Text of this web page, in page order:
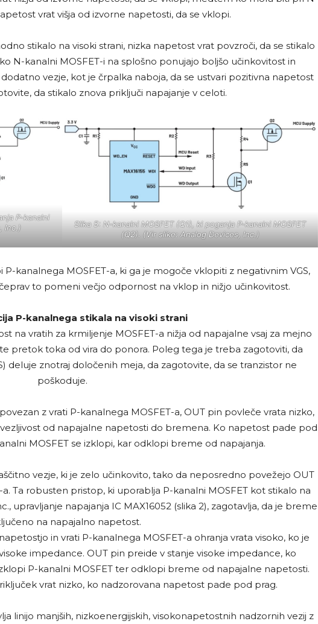
vrat višja od izvorne napetosti, da se vklopi.
stikalo na visoki strani, nizka napetost vrat povzroči, da se stikalo
N-kanalni MOSFET-i na splošno ponujajo boljšo učinkovitost in
vezje, kot je črpalka naboja, da se ustvari pozitivna napetost
da stikalo znova priključi napajanje v celoti.
P-kanalni
Inc.)
Slika 5: N-kanalni MOSFET (Q1), ki poganja P-kanalni MOSFET
(Q2). (Vir slike: Analog Devices, Inc.)
kanalnega MOSFET-a, ki ga je mogoče vklopiti z negativnim VGS,
to pomeni večjo odpornost na vklop in nižjo učinkovitost.
P-kanalnega stikala na visoki strani
na vratih za krmiljenje MOSFET-a nižja od napajalne vsaj za mejno
pretok toka od vira do ponora. Poleg tega je treba zagotoviti, da
deluje znotraj določenih meja, da zagotovite, da se tranzistor ne
poškoduje.
z vrati P-kanalnega MOSFET-a, OUT pin povleče vrata nizko,
od napajalne napetosti do bremena. Ko napetost pade pod
MOSFET se izklopi, kar odklopi breme od napajanja.
vezje, ki je zelo učinkovito, tako da neposredno povežejo OUT
Ta robusten pristop, ki uporablja P-kanalni MOSFET kot stikalo na
upravljanje napajanja IC MAX16052 (slika 2), zagotavlja, da je breme
na napajalno napetost.
in vrati P-kanalnega MOSFET-a ohranja vrata visoko, ko je
impedance. OUT pin preide v stanje visoke impedance, ko
P-kanalni MOSFET ter odklopi breme od napajalne napetosti.
vrat nizko, ko nadzorovana napetost pade pod prag.
linijo manjših, nizkoenergijskih, visokonapetostnih nadzornih vezij z